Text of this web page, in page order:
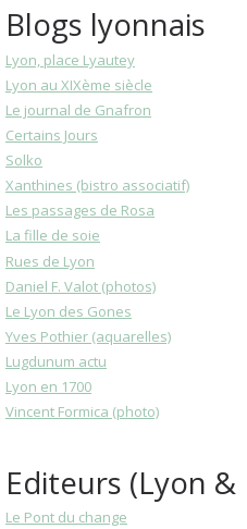
Blogs lyonnais
Lyon, place Lyautey
Lyon au XIXème siècle
Le journal de Gnafron
Certains Jours
Solko
Xanthines (bistro associatif)
Les passages de Rosa
La fille de soie
Rues de Lyon
Daniel F. Valot (photos)
Le Lyon des Gones
Yves Pothier (aquarelles)
Lugdunum actu
Lyon en 1700
Vincent Formica (photo)
Editeurs (Lyon &
Le Pont du change